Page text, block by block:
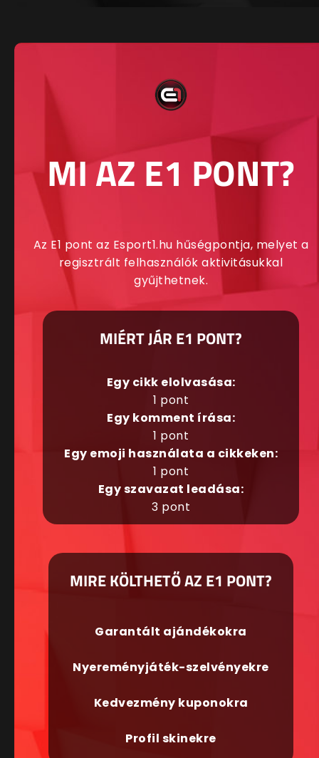
MI AZ E1 PONT?
Az E1 pont az Esport1.hu hűségpontja, melyet a
regisztrált felhasználók aktivitásukkal
gyűjthetnek.
MIÉRT JÁR E1 PONT?
Egy cikk elolvasása:
1 pont
Egy komment írása:
1 pont
Egy emoji használata a cikkeken:
1 pont
Egy szavazat leadása:
3 pont
MIRE KÖLTHETŐ AZ E1 PONT?
Garantált ajándékokra
Nyereményjáték-szelvényekre
Kedvezmény kuponokra
Profil skinekre